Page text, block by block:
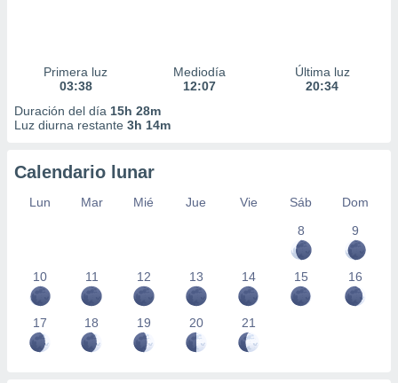
Primera luz
03:38
Mediodía
12:07
Última luz
20:34
Duración del día 15h 28m
Luz diurna restante 3h 14m
Calendario lunar
Lun Mar Mié Jue Vie Sáb
Dom
8
9
10 11 12 13 14 15 16
17 18 19 20 21